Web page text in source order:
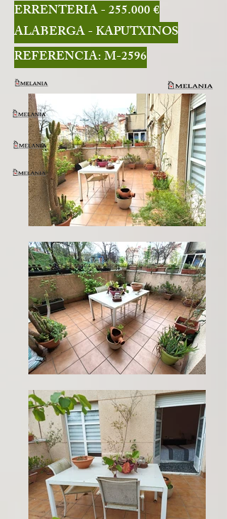
ERRENTERIA - 255.000 €
ALABERGA - KAPUTXINOS
REFERENCIA: M-2596